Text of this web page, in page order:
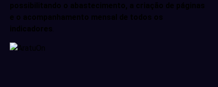
possibilitando o abastecimento, a criação de páginas
e o acompanhamento mensal de todos os
indicadores